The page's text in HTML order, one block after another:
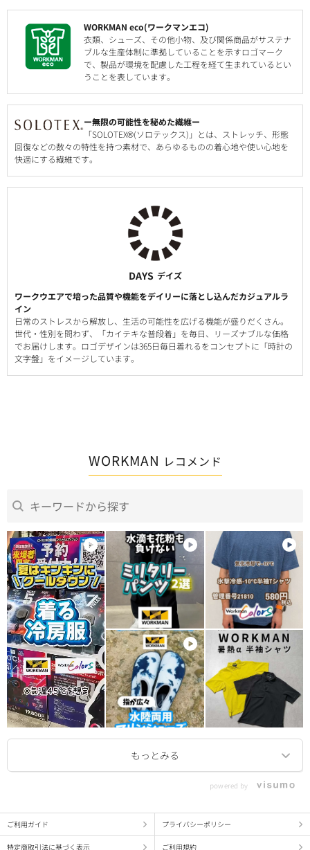
WORKMAN eco(ワークマンエコ)
衣類、シューズ、その他小物、及び関係商品がサステナ
ブルな生産体制に準拠していることを示すロゴマーク
で、製品が環境を配慮した工程を経て生まれているとい
うことを表しています。
ー無限の可能性を秘めた繊維ー
「SOLOTEX®(ソロテックス)」とは、ストレッチ、形態
回復などの数々の特性を持つ素材で、あらゆるものの着心地や使い心地を
快適にする繊維です。
DAYS デイズ
ワークウエアで培った品質や機能をデイリーに落とし込んだカジュアルラ
イン
日常のストレスから解放し、生活の可能性を広げる機能が盛りだくさん。
世代・性別を問わず、「カイテキな普段着」を毎日、リーズナブルな価格
でお届けします。ロゴデザインは365日毎日着れるをコンセプトに「時計の
文字盤」をイメージしています。
WORKMAN レコメンド
powered by
ご利用ガイド プライバシーポリシー
特定商取引法に基づく表示 ご利用規約